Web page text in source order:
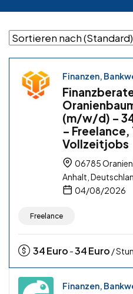
Finanzen,
(m/w/d) –
–
Vollzeitjobs
06785
Anhalt,
04/08/2026
Freelance
34Euro -34Euro /
Finanzen,